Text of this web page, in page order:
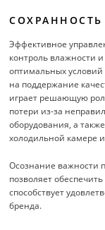
Эффективное
контроль влажности
оптимальных
на поддержание
играет решающую
потери из-за
оборудования, а
холодильной камере
Осознание важности
позволяет
способствует
бренда.